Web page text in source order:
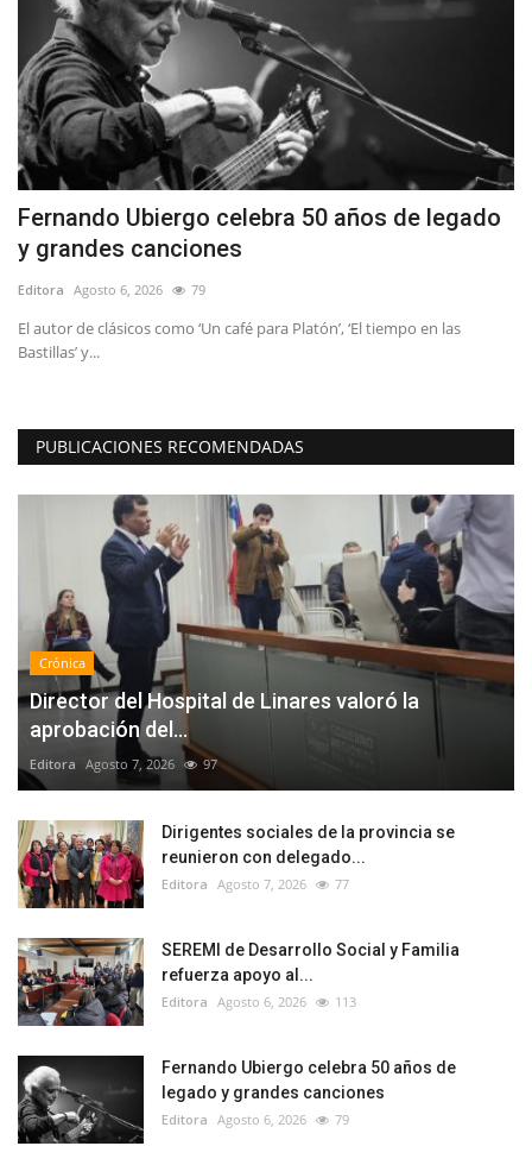
Fernando Ubiergo celebra 50 años de legado
y grandes canciones
Editora Agosto 6, 2026 79
El autor de clásicos como ‘Un café para Platón’, ‘El tiempo en las
Bastillas’ y...
PUBLICACIONES RECOMENDADAS
Crónica
Director del Hospital de Linares valoró la
aprobación del...
Editora Agosto 7, 2026 97
Dirigentes sociales de la provincia se
reunieron con delegado...
Editora Agosto 7, 2026 77
SEREMI de Desarrollo Social y Familia
refuerza apoyo al...
Editora Agosto 6, 2026 113
Fernando Ubiergo celebra 50 años de
legado y grandes canciones
Editora Agosto 6, 2026 79